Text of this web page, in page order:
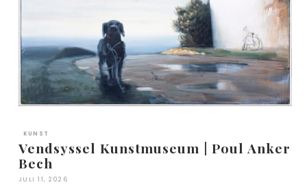
KUNST
Vendsyssel Kunstmuseum | Poul Anker
Bech
JULI 11, 2026